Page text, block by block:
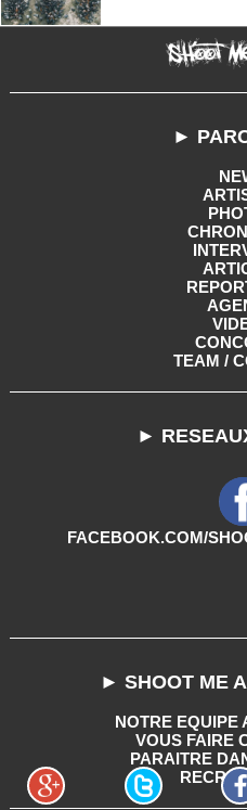
►
TEAM /
►
FACEBOOK.COM/
► SHOOT ME
NOTRE EQUIPE
VOUS FAIRE
PARAITRE